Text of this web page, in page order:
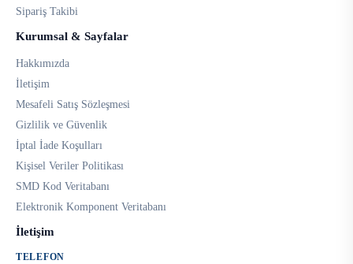
Sipariş Takibi
Kurumsal & Sayfalar
Hakkımızda
İletişim
Mesafeli Satış Sözleşmesi
Gizlilik ve Güvenlik
İptal İade Koşulları
Kişisel Veriler Politikası
SMD Kod Veritabanı
Elektronik Komponent Veritabanı
İletişim
TELEFON